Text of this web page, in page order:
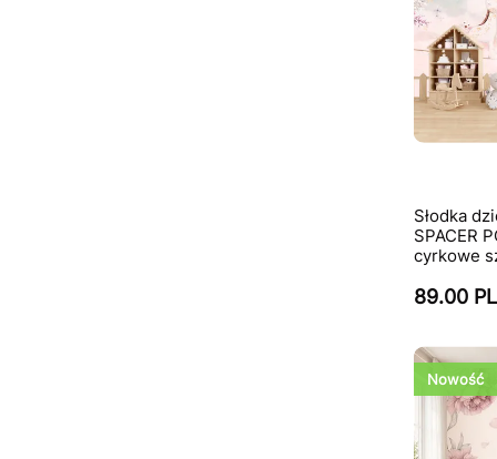
Słodka
SPACER
cyrkowe
89.00
Nowość